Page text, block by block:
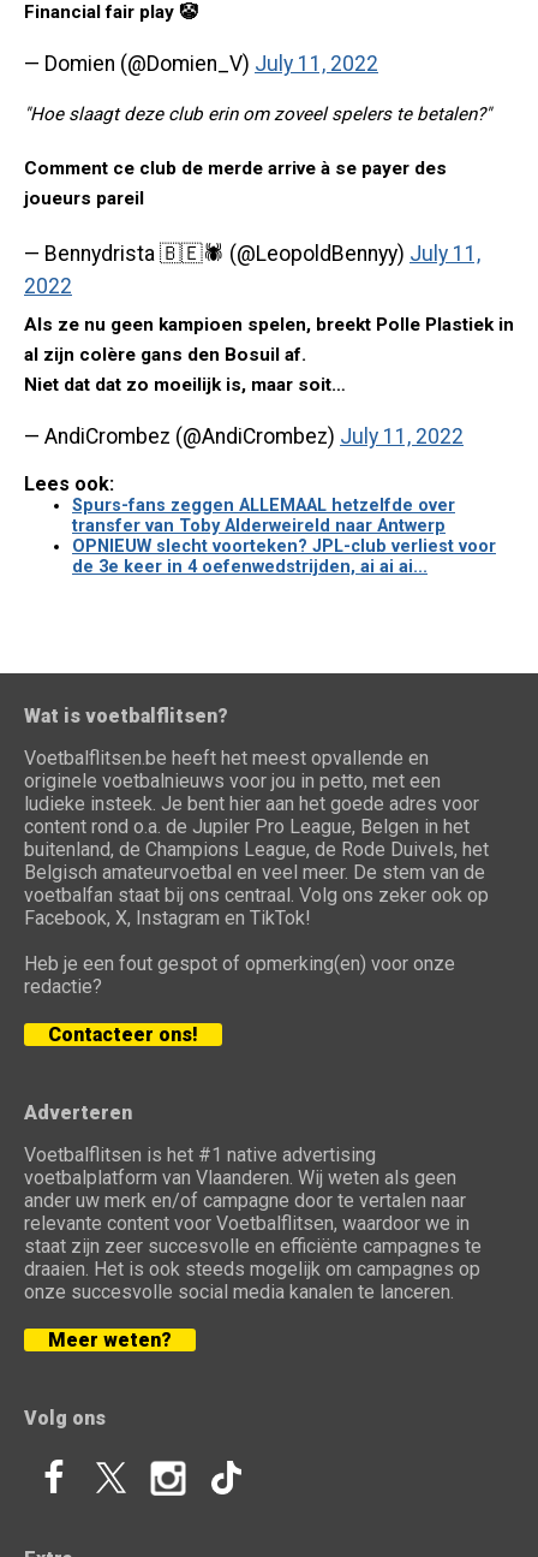
Financial fair play 🤡
— Domien (@Domien_V) July 11, 2022
"Hoe slaagt deze club erin om zoveel spelers te betalen?"
Comment ce club de merde arrive à se payer des
joueurs pareil
— Bennydrista 🇧🇪🕷 (@LeopoldBennyy) July 11,
2022
Als ze nu geen kampioen spelen, breekt Polle Plastiek in
al zijn colère gans den Bosuil af.
Niet dat dat zo moeilijk is, maar soit…
— AndiCrombez (@AndiCrombez) July 11, 2022
Lees ook:
Spurs-fans zeggen ALLEMAAL hetzelfde over
transfer van Toby Alderweireld naar Antwerp
OPNIEUW slecht voorteken? JPL-club verliest voor
de 3e keer in 4 oefenwedstrijden, ai ai ai...
Wat is voetbalflitsen?
Voetbalflitsen.be heeft het meest opvallende en
originele voetbalnieuws voor jou in petto, met een
ludieke insteek. Je bent hier aan het goede adres voor
content rond o.a. de Jupiler Pro League, Belgen in het
buitenland, de Champions League, de Rode Duivels, het
Belgisch amateurvoetbal en veel meer. De stem van de
voetbalfan staat bij ons centraal. Volg ons zeker ook op
Facebook, X, Instagram en TikTok!
Heb je een fout gespot of opmerking(en) voor onze
redactie?
Contacteer ons!
Adverteren
Voetbalflitsen is het #1 native advertising
voetbalplatform van Vlaanderen. Wij weten als geen
ander uw merk en/of campagne door te vertalen naar
relevante content voor Voetbalflitsen, waardoor we in
staat zijn zeer succesvolle en efficiënte campagnes te
draaien. Het is ook steeds mogelijk om campagnes op
onze succesvolle social media kanalen te lanceren.
Meer weten?
Volg ons